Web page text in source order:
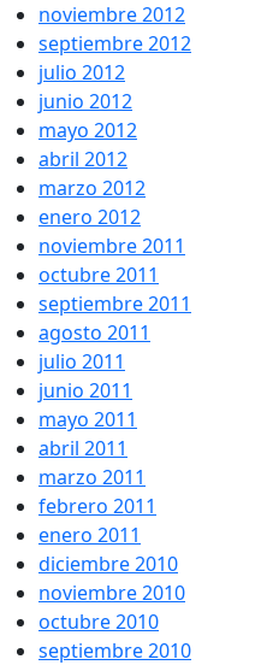
noviembre 2012
septiembre 2012
julio 2012
junio 2012
mayo 2012
abril 2012
marzo 2012
enero 2012
noviembre 2011
octubre 2011
septiembre 2011
agosto 2011
julio 2011
junio 2011
mayo 2011
abril 2011
marzo 2011
febrero 2011
enero 2011
diciembre 2010
noviembre 2010
octubre 2010
septiembre 2010